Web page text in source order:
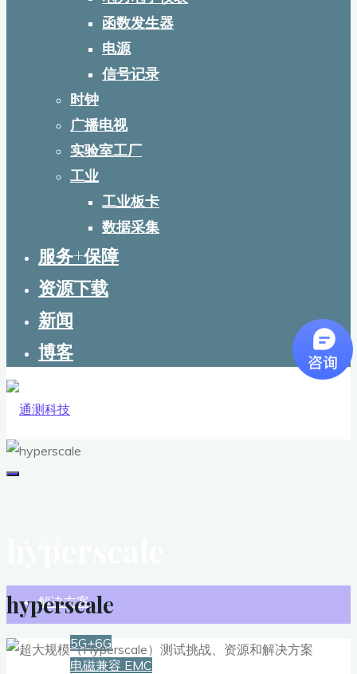
函数发生器
电源
信号记录
时钟
广播电视
实验室工厂
工业
工业板卡
数据采集
服务+保障
资源下载
新闻
博客
解决方案
5G+6G
电磁兼容 EMC
hyperscale